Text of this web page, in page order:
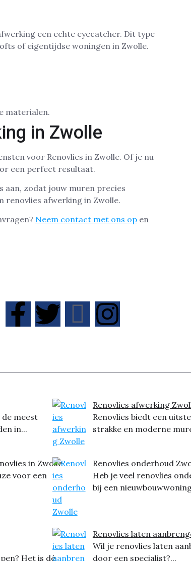
een echte eyecatcher. Dit type
of eigentijdse woningen in Zwolle.
materialen.
in Zwolle
voor Renovlies in Zwolle. Of je nu
een perfect resultaat.
aan, zodat jouw muren precies
renovlies afwerking in Zwolle.
Neem contact met ons op en
de meest
in...
in Zwolle
voor een
Het is dé
Renovlies afwerking
Renovlies biedt een
strakke en moderne
Renovlies onderhoud
Heb je veel renovlies
bij een
Renovlies laten
Wil je renovlies laten
door een specialist?...